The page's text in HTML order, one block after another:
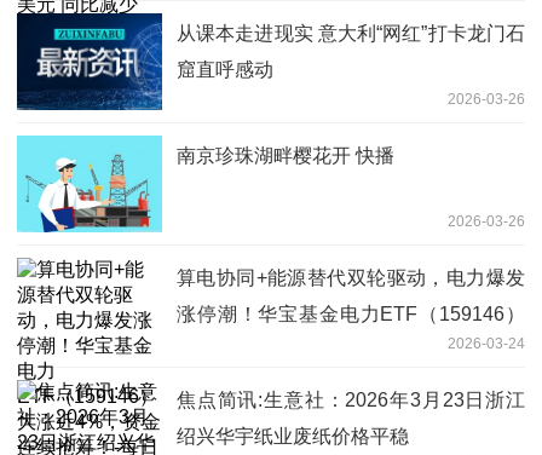
从课本走进现实 意大利“网红”打卡龙门石
窟直呼感动
2026-03-26
南京珍珠湖畔樱花开 快播
2026-03-26
算电协同+能源替代双轮驱动，电力爆发
涨停潮！华宝基金电力ETF（159146）
大涨近4%，资金连续抢筹！-每日观察
2026-03-24
焦点简讯:生意社：2026年3月23日浙江
绍兴华宇纸业废纸价格平稳